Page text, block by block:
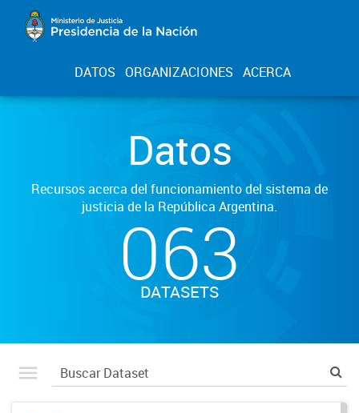
DATOS ORGANIZACIONES ACERCA
Datos
Recursos acerca del funcionamiento del sistema de
justicia de la República Argentina.
063
DATASETS